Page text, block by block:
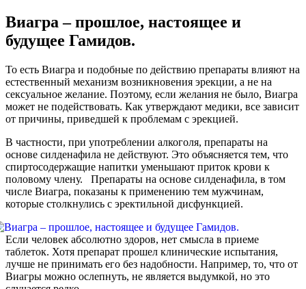
Виагра – прошлое, настоящее и
будущее Гамидов.
То есть Виагра и подобные по действию препараты влияют на
естественный механизм возникновения эрекции, а не на
сексуальное желание. Поэтому, если желания не было, Виагра
может не подействовать. Как утверждают медики, все зависит
от причины, приведшей к проблемам с эрекцией.
В частности, при употреблении алкоголя, препараты на
основе силденафила не действуют. Это объясняется тем, что
спиртосодержащие напитки уменьшают приток крови к
половому члену. Препараты на основе силденафила, в том
числе Виагра, показаны к применению тем мужчинам,
которые столкнулись с эректильной дисфункцией.
Если человек абсолютно здоров, нет смысла в приеме
таблеток. Хотя препарат прошел клинические испытания,
лучше не принимать его без надобности. Например, то, что от
Виагры можно ослепнуть, не является выдумкой, но это